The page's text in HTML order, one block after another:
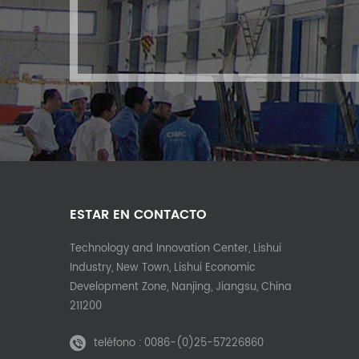
ESTAR EN CONTACTO
Technology and Innovation Center, Lishui
Industry, New Town, Lishui Economic
Development Zone, Nanjing, Jiangsu, China
211200
teléfono : 0086-(0)25-57226860